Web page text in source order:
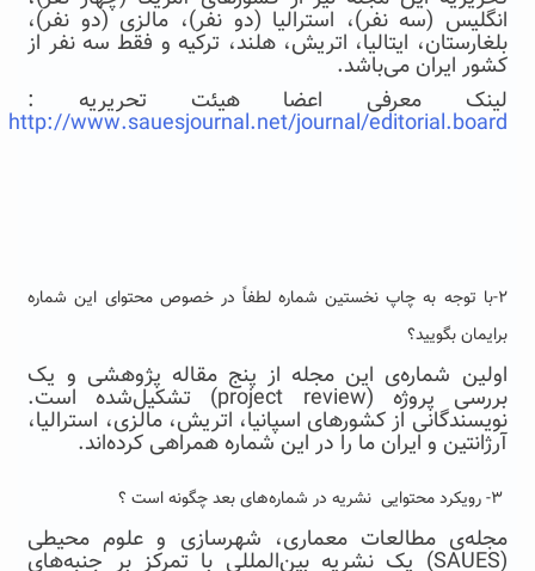
انگلیس (سه نفر)، استرالیا (دو نفر)، مالزی (دو نفر)،
بلغارستان، ایتالیا، اتریش، هلند، ترکیه و فقط سه نفر از
کشور ایران می‌باشد.
لینک معرفی اعضا هیئت تحریریه :
http://www.sauesjournal.net/journal/editorial.board
۲-با توجه به چاپ نخستین شماره لطفاً در خصوص محتوای این شماره
برایمان بگویید؟
اولین شماره‌ی این مجله از پنج مقاله پژوهشی و یک
بررسی پروژه (project review) تشکیل‌شده است.
نویسندگانی از کشورهای اسپانیا، اتریش، مالزی، استرالیا،
آرژانتین و ایران ما را در این شماره همراهی کرده‌اند.
۳- رویکرد محتوایی نشریه در شماره‌های بعد چگونه است ؟
مجله‌ی مطالعات معماری، شهرسازی و علوم محیطی
(SAUES) یک نشریه بین‌المللی با تمرکز بر جنبه‌های